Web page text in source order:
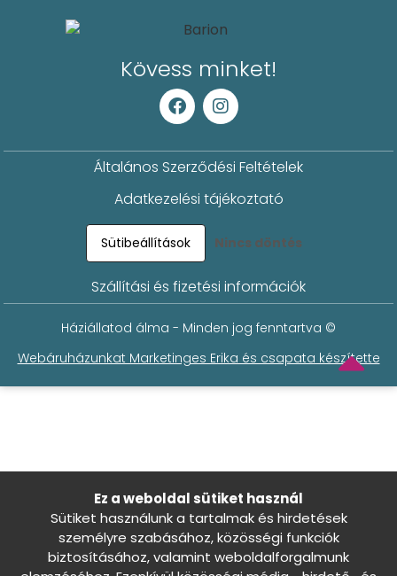
Kövess minket!
Általános Szerződési Feltételek
Adatkezelési tájékoztató
Sütibeállítások Nincs döntés
Szállítási és fizetési információk
Háziállatod álma - Minden jog fenntartva ©
Webáruházunkat Marketinges Erika és csapata készítette
Ez a weboldal sütiket használ
Sütiket használunk a tartalmak és hirdetések
személyre szabásához, közösségi funkciók
biztosításához, valamint weboldalforgalmunk